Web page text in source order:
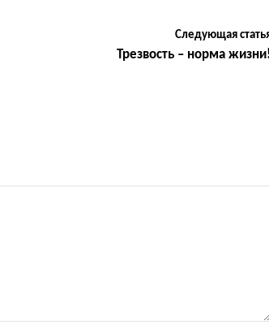
Следующая
Трезвость – норма